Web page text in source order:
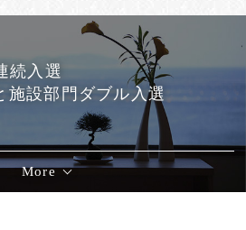
続入選
施設部門ダブル入選
More